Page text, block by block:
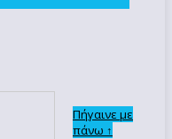
Πήγαινε με
πάνω ↑